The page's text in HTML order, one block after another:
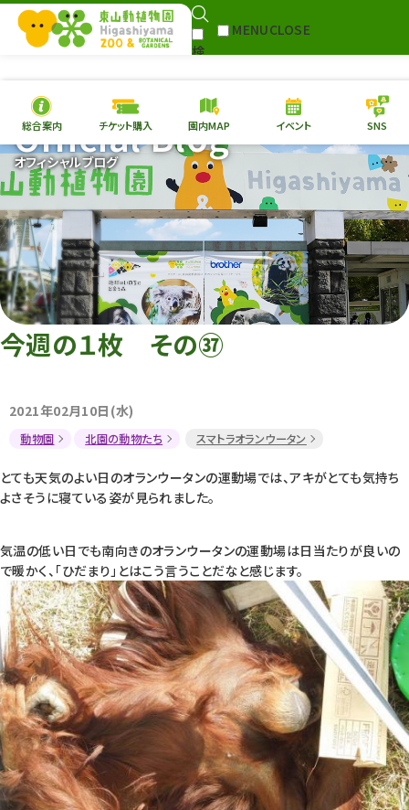
検
MENUCLOSE
本日の開園情報 チケ
園内MAP イベント
総合案内
動物園 植物園
再生プラン
東山動植物園
への支援
総合案内 チケット購入 園内MAP イベント SNS
オフィシャルブログ
Official Blog
今週の１枚 その㊲
2021年02月10日(水)
動物園 北園の動物たち スマトラオランウータン
とても天気のよい日のオランウータンの運動場では、アキがとても気持ち
よさそうに寝ている姿が見られました。
気温の低い日でも南向きのオランウータンの運動場は日当たりが良いの
で暖かく、「ひだまり」とはこう言うことだなと感じます。